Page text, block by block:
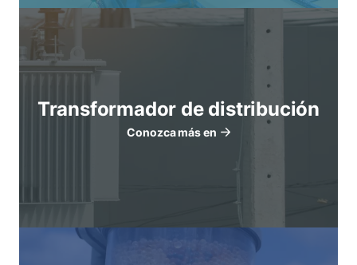
Transformador de distribución
Conozca más en